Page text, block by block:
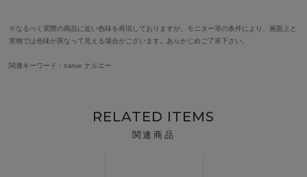
※なるべく実際の商品に近い色味を再現しておりますが、モニター等の条件により、画面上と
実物では色味が異なって見える場合がございます。あらかじめご了承下さい。
関連キーワード：narue ナルエー
RELATED ITEMS
関連商品